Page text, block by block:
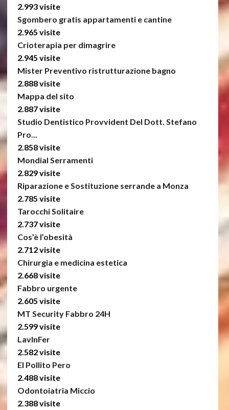
2.993 visite
Sgombero gratis appartamenti e cantine
2.965 visite
Crioterapia per dimagrire
2.945 visite
Mister Preventivo ristrutturazione bagno
2.888 visite
Mappa del sito
2.887 visite
Studio Dentistico Provvident Del Dott. Stefano
Pro...
2.858 visite
Mondial Serramenti
2.829 visite
Riparazione e Sostituzione serrande a Monza
2.785 visite
Tarocchi Solitaire
2.737 visite
Cos’è l’obesità
2.712 visite
Chirurgia e medicina estetica
2.668 visite
Fabbro urgente
2.605 visite
MT Security Fabbro 24H
2.599 visite
LavInFer
2.582 visite
El Pollito Pero
2.488 visite
Odontoiatria Miccio
2.388 visite